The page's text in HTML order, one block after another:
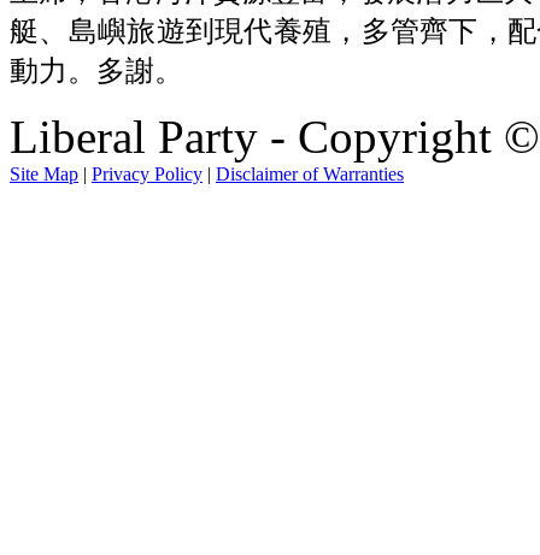
艇、島嶼旅遊到現代養殖，多管齊下，
動力。多謝。
Liberal Party - Copyright
Site Map | Privacy Policy | Disclaimer of Warranties